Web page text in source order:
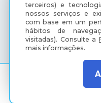
terceiros) e
nossos serviços e
com base em um
hábitos de
visitadas). Consulte a
mais informações.